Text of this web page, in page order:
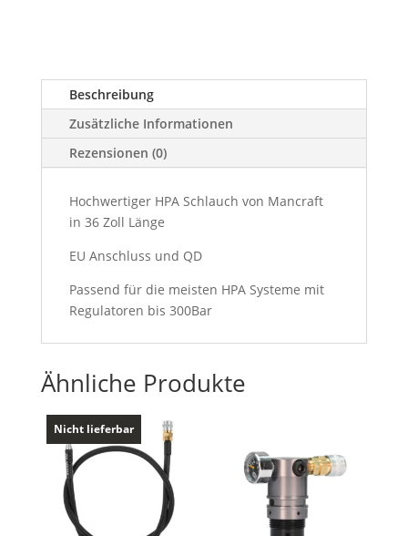
Beschreibung
Zusätzliche Informationen
Rezensionen (0)
Hochwertiger HPA Schlauch von Mancraft
in 36 Zoll Länge
EU Anschluss und QD
Passend für die meisten HPA Systeme mit
Regulatoren bis 300Bar
Ähnliche Produkte
Nicht lieferbar